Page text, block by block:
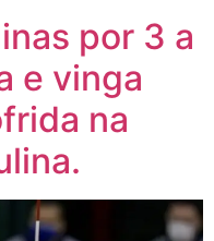
por 3 a
e vinga
na